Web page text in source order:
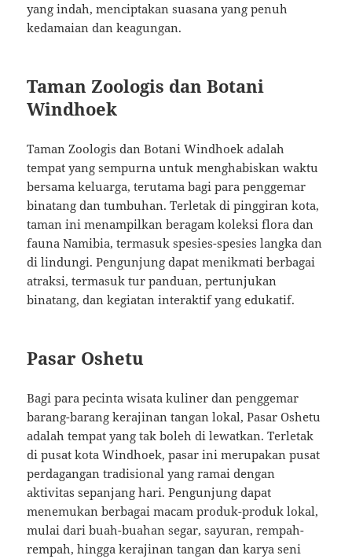
yang indah, menciptakan suasana yang penuh
kedamaian dan keagungan.
Taman Zoologis dan Botani
Windhoek
Taman Zoologis dan Botani Windhoek adalah
tempat yang sempurna untuk menghabiskan waktu
bersama keluarga, terutama bagi para penggemar
binatang dan tumbuhan. Terletak di pinggiran kota,
taman ini menampilkan beragam koleksi flora dan
fauna Namibia, termasuk spesies-spesies langka dan
di lindungi. Pengunjung dapat menikmati berbagai
atraksi, termasuk tur panduan, pertunjukan
binatang, dan kegiatan interaktif yang edukatif.
Pasar Oshetu
Bagi para pecinta wisata kuliner dan penggemar
barang-barang kerajinan tangan lokal, Pasar Oshetu
adalah tempat yang tak boleh di lewatkan. Terletak
di pusat kota Windhoek, pasar ini merupakan pusat
perdagangan tradisional yang ramai dengan
aktivitas sepanjang hari. Pengunjung dapat
menemukan berbagai macam produk-produk lokal,
mulai dari buah-buahan segar, sayuran, rempah-
rempah, hingga kerajinan tangan dan karya seni